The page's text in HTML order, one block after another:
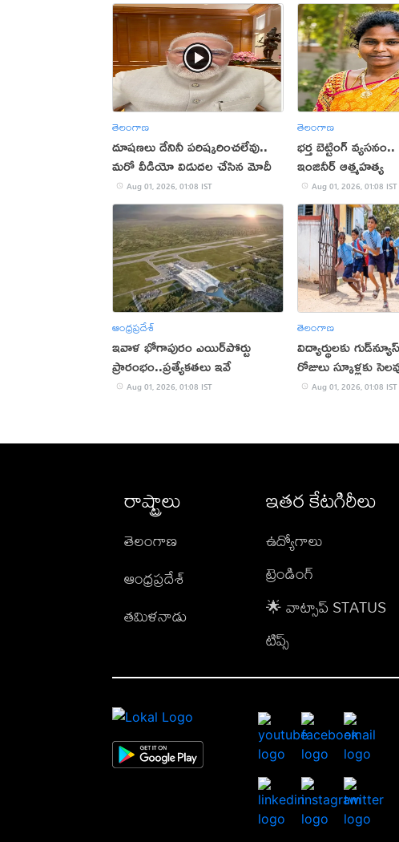
తెలంగాణ
దూషణలు దేనినీ పరిష్కరించలేవు..
మరో వీడియో విడుదల చేసిన మోదీ
Aug 01, 2026, 01:08 IST
తెలంగాణ
భర్త బెట్టింగ్
ఇంజినీర్ ఆత్మహత్య
Aug 01, 2026, 01:08 IST
ఆంధ్రప్రదేశ్
ఇవాళ భోగాపురం ఎయిర్‌పోర్టు
ప్రారంభం..ప్ర‌త్యేక‌త‌లు ఇవే
Aug 01, 2026, 01:08 IST
తెలంగాణ
విద్యార్థులకు
రోజులు స్కూళ్లకు
Aug 01, 2026, 01:08 IST
రాష్ట్రాలు
తెలంగాణ
ఆంధ్రప్రదేశ్
తమిళనాడు
ఇతర కేటగిరీలు
ఉద్యోగాలు
ట్రెండింగ్
🌟 వాట్సాప్ STATUS
టిప్స్